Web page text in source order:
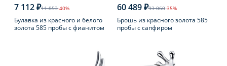
7 112 ₽11 853-40%
Булавка из красного и белого
золота 585 пробы с фианитом
60 489 ₽93 060-35%
Брошь из красного золота 585
пробы с сапфиром